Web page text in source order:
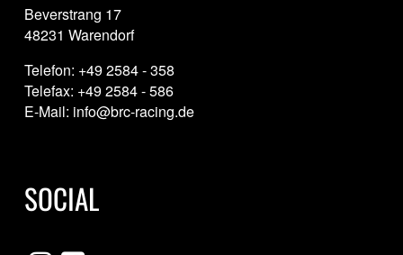
Beverstrang 17
48231 Warendorf
Telefon: +49 2584 - 358
Telefax: +49 2584 - 586
E-Mail: info@brc-racing.de
SOCIAL